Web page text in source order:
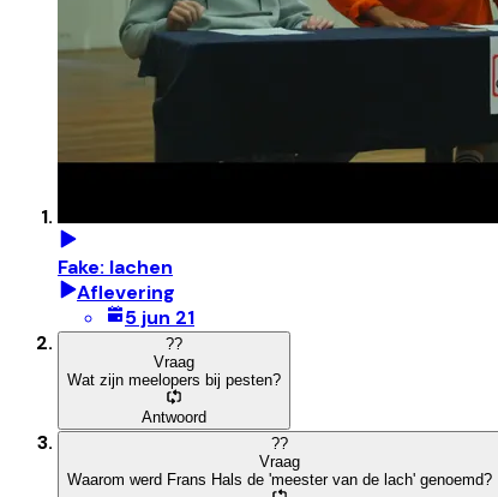
Fake: lachen
Aflevering
5 jun 21
??
Vraag
Wat zijn meelopers bij pesten?
Antwoord
??
Vraag
Waarom werd Frans Hals de 'meester van de lach' genoemd?